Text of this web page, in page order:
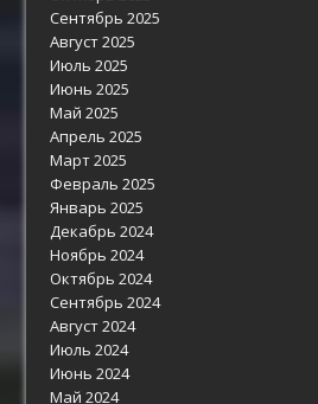
Сентябрь 2025
Август 2025
Июль 2025
Июнь 2025
Май 2025
Апрель 2025
Март 2025
Февраль 2025
Январь 2025
Декабрь 2024
Ноябрь 2024
Октябрь 2024
Сентябрь 2024
Август 2024
Июль 2024
Июнь 2024
Май 2024